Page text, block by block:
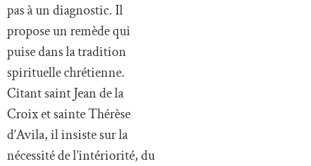
pas à un diagnostic. Il
propose un remède qui
puise dans la tradition
spirituelle chrétienne.
Citant saint Jean de la
Croix et sainte Thérèse
d’Avila, il insiste sur la
nécessité de l’intériorité, du